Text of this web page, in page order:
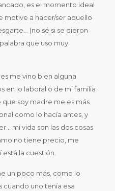
es el momento ideal
motive a hacer/ser aquello
(no sé si se dieron
que uso muy
me vino bien alguna
en lo laboral o de mi familia
soy madre me es más
como lo hacía antes, y
mi vida son las dos cosas
no tiene precio, me
la cuestión.
un poco más, como lo
cuando uno tenía esa